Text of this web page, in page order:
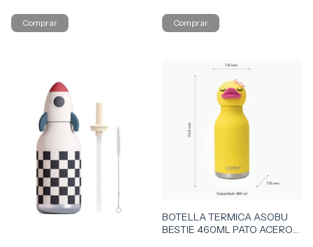
BOTELLA TERMICA ASOBU
BESTIE 460ML PATO ACERO